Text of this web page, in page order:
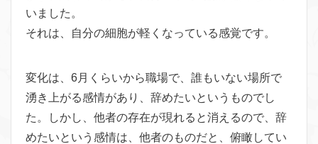
いました。
それは、自分の細胞が軽くなっている感覚です。
変化は、6月くらいから職場で、誰もいない場所で
湧き上がる感情があり、辞めたいというものでし
た。しかし、他者の存在が現れると消えるので、辞
めたいという感情は、他者のものだと、俯瞰してい